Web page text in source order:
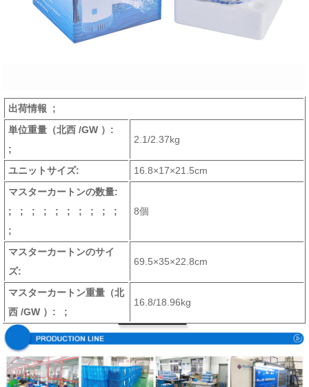
出荷情報 ;
単位重量 （北西 /GW ） :
;
2.1/2.37kg
ユニットサイズ:
16.8×17×21.5cm
マスターカートンの数量:
; ; ; ; ; ; ; ; ; ;
;
8個
マスターカートンのサイ
ズ:
69.5×35×22.8cm
マスターカートン重量 （北
西 /GW ） : ;
16.8/18.96kg